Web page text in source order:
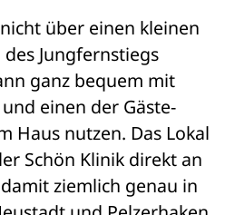
über einen kleinen
Jungfernstiegs
ganz bequem mit
einen der Gäste-
Haus nutzen. Das Lokal
Schön Klinik direkt an
ziemlich genau in